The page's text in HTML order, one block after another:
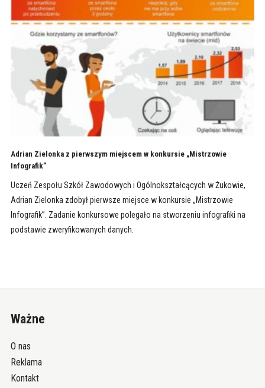
Adrian Zielonka z pierwszym miejscem w konkursie „Mistrzowie
Infografik”
Uczeń Zespołu Szkół Zawodowych i Ogólnokształcących w Żukowie,
Adrian Zielonka zdobył pierwsze miejsce w konkursie „Mistrzowie
Infografik”. Zadanie konkursowe polegało na stworzeniu infografiki na
podstawie zweryfikowanych danych.
Ważne
O nas
Reklama
Kontakt